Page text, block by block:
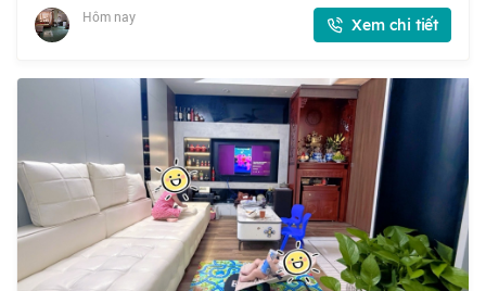
tầng, mặt tiền 4m. 💰 Nhỉnh 7
Hôm nay Xem chi tiết